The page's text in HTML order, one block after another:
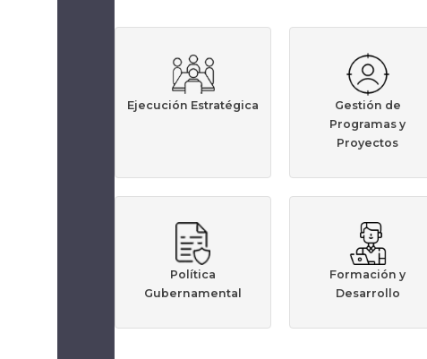
Ejecución Estratégica
Gestión de
Programas y
Proyectos
Política
Gubernamental
Formación y
Desarrollo